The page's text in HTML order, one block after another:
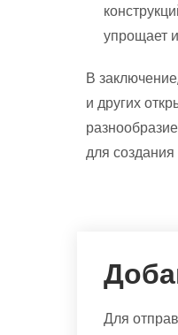
упрощает
В
и других
для
Для